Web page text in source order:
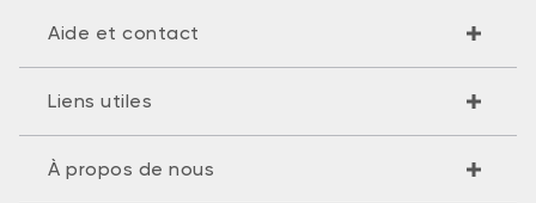
Aide et contact
Liens utiles
À propos de nous